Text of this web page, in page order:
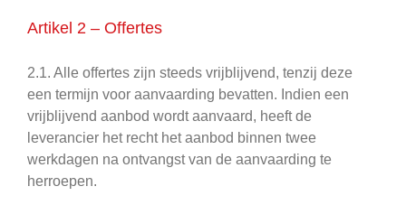
Artikel 2 – Offertes
2.1. Alle offertes zijn steeds vrijblijvend, tenzij deze
een termijn voor aanvaarding bevatten. Indien een
vrijblijvend aanbod wordt aanvaard, heeft de
leverancier het recht het aanbod binnen twee
werkdagen na ontvangst van de aanvaarding te
herroepen.